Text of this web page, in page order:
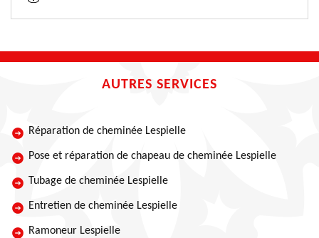
AUTRES SERVICES
Réparation de cheminée Lespielle
Pose et réparation de chapeau de cheminée Lespielle
Tubage de cheminée Lespielle
Entretien de cheminée Lespielle
Ramoneur Lespielle